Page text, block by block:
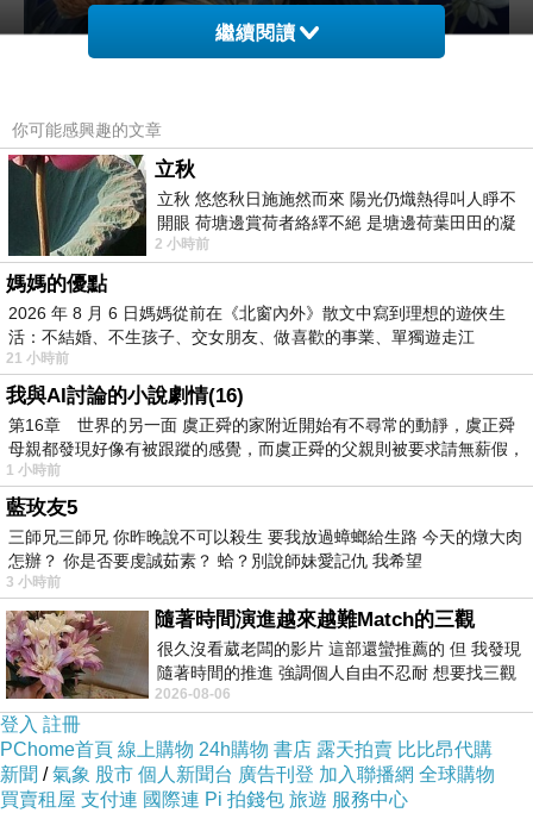
⋯⋯
先提早祝賀中秋佳節愉快、萬事如意。
。
昨收到園內給的佳德鳳梨酥和中秋禮金。
嗯，我突然想收到蛋黃酥禮盒。
原因不過是鳳梨酥吃到膩了...
不過佳德的鳳梨酥是做的極為好吃！
收到也是非常開心。
園內下班後有烤肉，喔...我只想趕緊回家休息。
。
🐻
繼續閱讀
你可能感興趣的文章
立秋
立秋 悠悠秋日施施然而來 陽光仍熾熱得叫人睜不
開眼 荷塘邊賞荷者絡繹不絕 是塘邊荷葉田田的凝
望 風中飄逸的是映日荷花別樣紅
2 小時前
媽媽的優點
2026 年 8 月 6 日媽媽從前在《北窗內外》散文中寫到理想的遊俠生
活：不結婚、不生孩子、交女朋友、做喜歡的事業、單獨遊走江
湖⋯⋯，
21 小時前
我與AI討論的小說劇情(16)
第16章 世界的另一面 虞正舜的家附近開始有不尋常的動靜，虞正舜
母親都發現好像有被跟蹤的感覺，而虞正舜的父親則被要求請無薪假，
1 小時前
藍玫友5
三師兄三師兄 你昨晚說不可以殺生 要我放過蟑螂給生路 今天的燉大肉
怎辦？ 你是否要虔誠茹素？ 蛤？別說師妹愛記仇 我希望
3 小時前
隨著時間演進越來越難Match的三觀
很久沒看葳老闆的影片 這部還蠻推薦的 但 我發現
隨著時間的推進 強調個人自由不忍耐 想要找三觀
接近的不要說對象 連朋友都超
2026-08-06
登入 註冊
PChome首頁 線上購物 24h購物 書店 露天拍賣 比比昂代購
新聞 /氣象 股市 個人新聞台 廣告刊登 加入聯播網 全球購物
買賣租屋 支付連 國際連 Pi 拍錢包 旅遊 服務中心